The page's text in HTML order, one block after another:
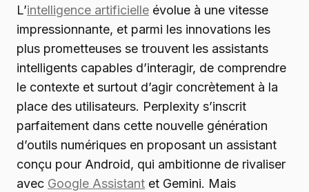
L’intelligence artificielle évolue à une vitesse
impressionnante, et parmi les innovations les
plus prometteuses se trouvent les assistants
intelligents capables d’interagir, de comprendre
le contexte et surtout d’agir concrètement à la
place des utilisateurs. Perplexity s’inscrit
parfaitement dans cette nouvelle génération
d’outils numériques en proposant un assistant
conçu pour Android, qui ambitionne de rivaliser
avec Google Assistant et Gemini. Mais